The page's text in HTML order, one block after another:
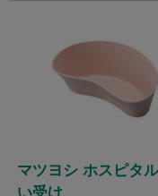
マツヨシ ホスピタ